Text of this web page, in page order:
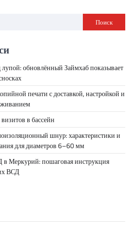
Поиск
обновлённый Займхаб показывает
печати с доставкой, настройкой и
в бассейн
шнур: характеристики и
для диаметров 6–60 мм
в Меркурий: пошаговая инструкция
ВСД